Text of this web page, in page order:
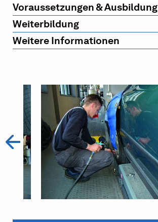
Voraussetzungen & Ausbildung
Weiterbildung
Weitere Informationen